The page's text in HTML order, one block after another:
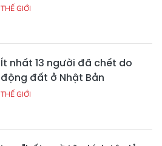
THẾ GIỚI
Ít nhất 13 người đã chết do
động đất ở Nhật Bản
THẾ GIỚI